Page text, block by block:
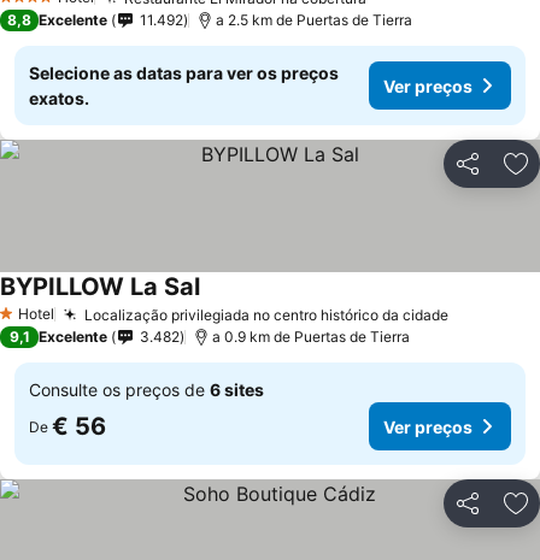
4 Estrelas
8,8 Excelente 11.492 a 2.5 km de Puertas de Tierra
Selecione as datas para ver os preços
exatos.
Ver preços
Partilhar
1 Estrelas
Hotel Localização privilegiada no centro histórico da cidadeVer
BYPILLOW La SalVer preços
9,1 Excelente 3.482 a 0.9 km de Puertas de Tierra
Consulte os preços de 6 sites
De € 56 Ver preços
Partilhar